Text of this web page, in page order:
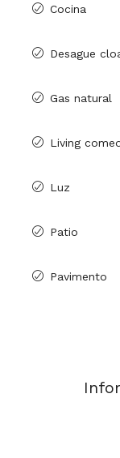
Cocina
Desague
Gas natural
Living
Luz
Patio
Pavimento